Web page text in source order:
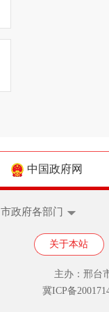
中国政府网
市政府各部门
关于本站
主办：邢台
冀ICP备